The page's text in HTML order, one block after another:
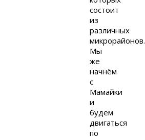
состоит
из
различных
микрорайонов.
Мы
же
начнём
с
Мамайки
и
будем
двигаться
по